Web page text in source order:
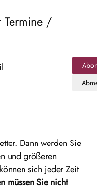
Termine /
Dann werden Sie
und größeren
sich jeder Zeit
müssen Sie nicht